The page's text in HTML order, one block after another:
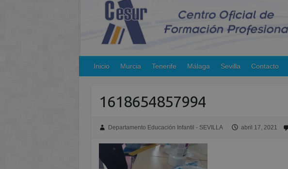
Inicio Murcia Tenerife Málaga Sevilla Contacto
1618654857994
Departamento Educación Infantil - SEVILLA abril 17, 2021